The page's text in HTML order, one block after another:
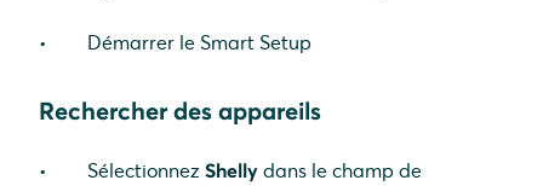
Démarrer le Smart Setup
Rechercher des appareils
Sélectionnez Shelly dans le champ de